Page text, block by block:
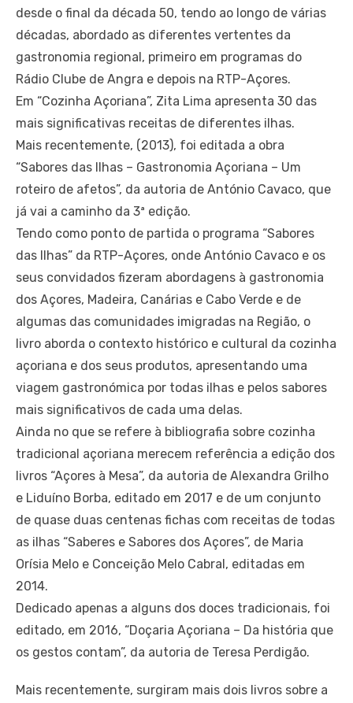
desde o final da década 50, tendo ao longo de várias
décadas, abordado as diferentes vertentes da
gastronomia regional, primeiro em programas do
Rádio Clube de Angra e depois na RTP-Açores.
Em “Cozinha Açoriana”, Zita Lima apresenta 30 das
mais significativas receitas de diferentes ilhas.
Mais recentemente, (2013), foi editada a obra
“Sabores das Ilhas – Gastronomia Açoriana – Um
roteiro de afetos”, da autoria de António Cavaco, que
já vai a caminho da 3ª edição.
Tendo como ponto de partida o programa “Sabores
das Ilhas” da RTP-Açores, onde António Cavaco e os
seus convidados fizeram abordagens à gastronomia
dos Açores, Madeira, Canárias e Cabo Verde e de
algumas das comunidades imigradas na Região, o
livro aborda o contexto histórico e cultural da cozinha
açoriana e dos seus produtos, apresentando uma
viagem gastronómica por todas ilhas e pelos sabores
mais significativos de cada uma delas.
Ainda no que se refere à bibliografia sobre cozinha
tradicional açoriana merecem referência a edição dos
livros “Açores à Mesa”, da autoria de Alexandra Grilho
e Liduíno Borba, editado em 2017 e de um conjunto
de quase duas centenas fichas com receitas de todas
as ilhas “Saberes e Sabores dos Açores”, de Maria
Orísia Melo e Conceição Melo Cabral, editadas em
2014.
Dedicado apenas a alguns dos doces tradicionais, foi
editado, em 2016, “Doçaria Açoriana – Da história que
os gestos contam”, da autoria de Teresa Perdigão.
Mais recentemente, surgiram mais dois livros sobre a